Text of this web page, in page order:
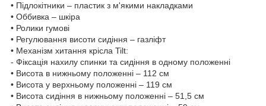
• Підлокітники – пластик з м'якими накладками
• Оббивка – шкіра
• Ролики гумові
• Регулювання висоти сидіння – газліфт
• Механізм хитання крісла Tilt:
- Фіксація нахилу спинки та сидіння в одному положенні
• Висота в нижньому положенні – 112 см
• Висота у верхньому положенні – 119 см
• Висота сидіння в нижньому положенні – 51,5 см